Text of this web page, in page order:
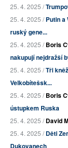
25. 4. 2025 /
25. 4. 2025 /Putin
ruský gene...
25. 4. 2025 /Boris
nakupují nejdražší
25. 4. 2025 /Tři
Velkobítešsk...
25. 4. 2025 /Boris
ústupkem Ruska
25. 4. 2025 /David
25. 4. 2025 /Děti
Dukovanech